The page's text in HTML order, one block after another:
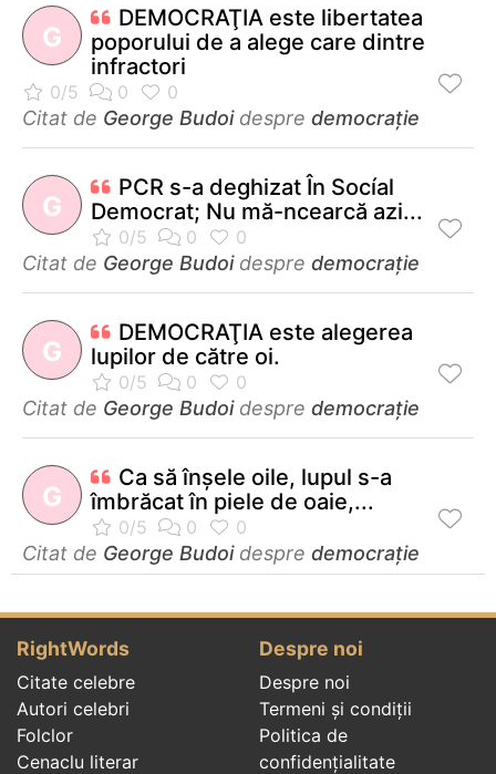
G
DEMOCRAŢIA este libertatea
poporului de a alege care dintre
infractori
Citat de George Budoidespre democrație
G
PCR s-a deghizat În Socíal
Democrat; Nu mă-ncearcă azi...
Citat de George Budoidespre democrație
G
DEMOCRAŢIA este alegerea
lupilor de către oi.
Citat de George Budoidespre democrație
G
Ca să înşele oile, lupul s-a
îmbrăcat în piele de oaie,...
Citat de George Budoidespre democrație
RightWords
Citate celebre
Autori celebri
Folclor
Cenaclu literar
Despre noi
Despre noi
Termeni și condiții
Politica de
confidenţialitate